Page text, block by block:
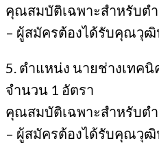
คุณสมบัติเฉพาะสำหรับต
– ผู้สมัครต้องได้รับคุณวุ
5. ตำแหน่ง นายช่างเทคนิ
จำนวน 1 อัตรา
คุณสมบัติเฉพาะสำหรับต
– ผู้สมัครต้องได้รับคุณวุ